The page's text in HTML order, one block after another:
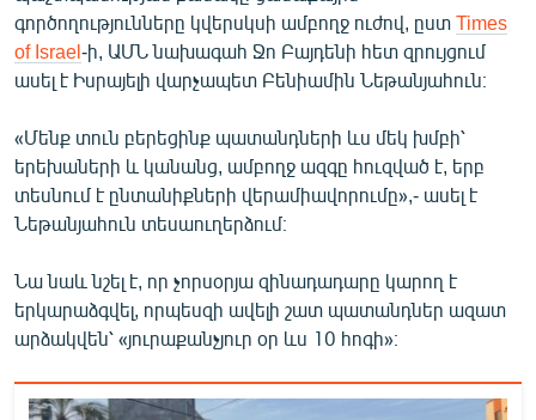
ԲԱՆԱՎԵՃ
ՁԳՏԵԼՈՎ ԼԱՎԱԳՈՒՅՆԻՆ
Հայերեն
English
ՀԵՏԵՎԵՔ ՄԵԶ
գործողությունները կվերսկսի ամբողջ ուժով, ըստ Times
of Israel-ի, ԱՄՆ նախագահ Ջո Բայդենի հետ զրույցում
ասել է Իսրայելի վարչապետ Բենիամին Նեթանյահուն։
«Մենք տուն բերեցինք պատանդների ևս մեկ խմբի՝
երեխաների և կանանց, ամբողջ ազգը հուզված է, երբ
տեսնում է ընտանիքների վերամիավորումը»,- ասել է
Նեթանյահուն տեսաուղերձում։
Նա նաև նշել է, որ չորսօրյա զինադադարը կարող է
երկարաձգվել, որպեսզի ավելի շատ պատանդներ ազատ
արձակվեն՝ «յուրաքանչյուր օր ևս 10 հոգի»։